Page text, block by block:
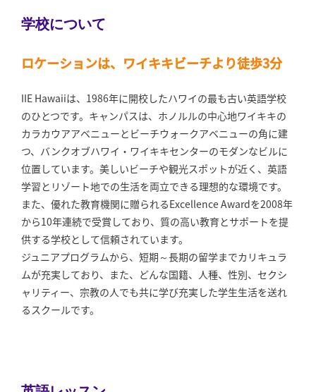
学校について
ロケーションは、ワイキキビーチより徒歩3分
IIE Hawaiiは、1986年に開校したハワイの最も古い英語学校
のひとつです。キャンパスは、ホノルルの中心地ワイキキの
カラカウアアベニューとビーチウォークアベニューの角に建
つ、バンクオブハワイ・ワイキキセンターのモダンなビルに
位置しています。美しいビーチや観光スポットが近く、英語
学習とリゾート地での生活を両立できる理想的な環境です。
また、優れた教育機関に贈られるExcellence Awardを2008年
から10年連続で受賞しており、質の高い教育とサポートを提
供する学校として信頼されています。
ジュニアプログラムから、短期～長期の留学までカリキュラ
ムが充実しており、また、どんな国籍、人種、性別、セクシ
ャリティー、宗教の人でも共に学び充実した学生生活を送れ
るスクールです。